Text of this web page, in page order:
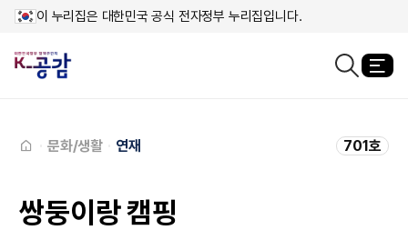
이 누리집은 대한민국 공식 전자정부 누리집입니다.
문화/생활 연재 701호
쌍둥이랑 캠핑